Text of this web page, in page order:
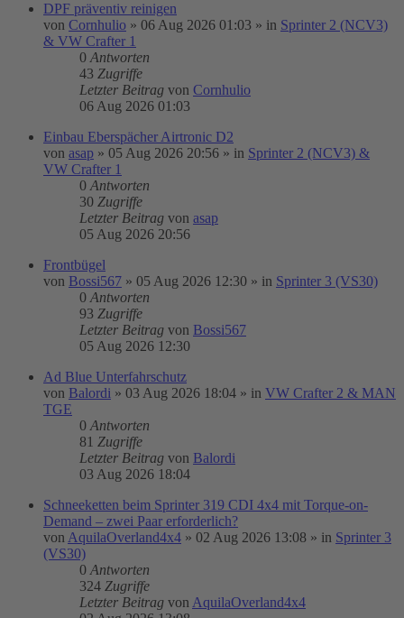
DPF präventiv reinigen
von Cornhulio » 06 Aug 2026 01:03 » in Sprinter 2 (NCV3)
& VW Crafter 1
0 Antworten
43 Zugriffe
Letzter Beitrag von Cornhulio
06 Aug 2026 01:03
Einbau Eberspächer Airtronic D2
von asap » 05 Aug 2026 20:56 » in Sprinter 2 (NCV3) &
VW Crafter 1
0 Antworten
30 Zugriffe
Letzter Beitrag von asap
05 Aug 2026 20:56
Frontbügel
von Bossi567 » 05 Aug 2026 12:30 » in Sprinter 3 (VS30)
0 Antworten
93 Zugriffe
Letzter Beitrag von Bossi567
05 Aug 2026 12:30
Ad Blue Unterfahrschutz
von Balordi » 03 Aug 2026 18:04 » in VW Crafter 2 & MAN
TGE
0 Antworten
81 Zugriffe
Letzter Beitrag von Balordi
03 Aug 2026 18:04
Schneeketten beim Sprinter 319 CDI 4x4 mit Torque-on-
Demand – zwei Paar erforderlich?
von AquilaOverland4x4 » 02 Aug 2026 13:08 » in Sprinter 3
(VS30)
0 Antworten
324 Zugriffe
Letzter Beitrag von AquilaOverland4x4